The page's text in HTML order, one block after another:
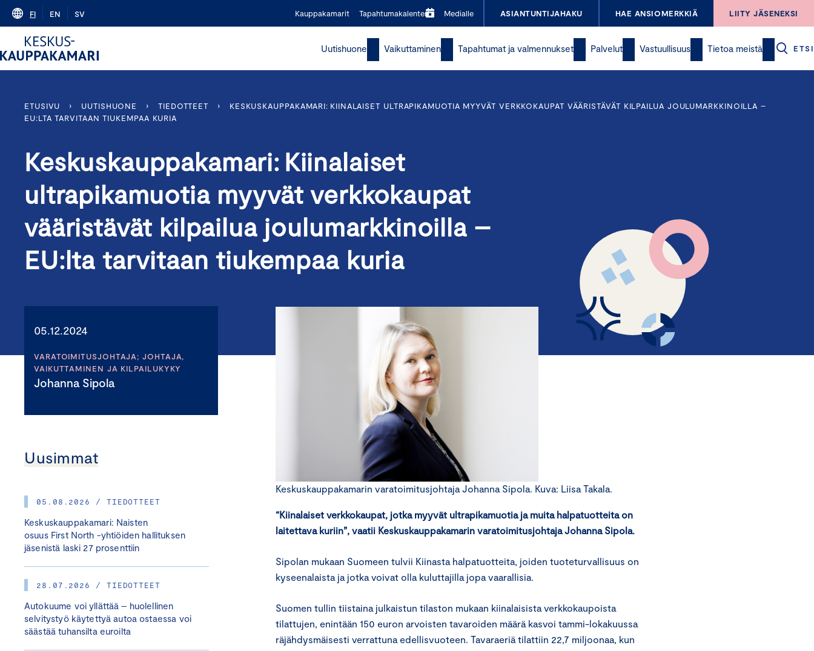
Skip
content
FI EN SV Kauppakamarit Tapahtumakalenteri Medialle ASIANTUNTIJAHAKU HAE ANSIOMERKKIÄ LIITY JÄSENEKSI
Uutishuone Vaikuttaminen Tapahtumat ja valmennukset Palvelut Vastuullisuus Tietoa meistä ETSI
ETUSIVU › UUTISHUONE › TIEDOTTEET ›
KESKUSKAUPPAKAMARI: KIINALAISET ULTRAPIKAMUOTIA MYYVÄT VERKKOKAUPAT VÄÄRISTÄVÄT KILPAILUA JOULUMARKKINOILLA –
EU:LTA TARVITAAN TIUKEMPAA KURIA
Keskuskauppakamari: Kiinalaiset
ultrapikamuotia myyvät verkkokaupat
vääristävät kilpailua joulumarkkinoilla –
EU:lta tarvitaan tiukempaa kuria
05.12.2024
VARATOIMITUSJOHTAJA; JOHTAJA,
VAIKUTTAMINEN JA KILPAILUKYKY
Johanna Sipola
Uusimmat
05.08.2026 / TIEDOTTEET
Keskuskauppakamari: Naisten
osuus First North -yhtiöiden hallituksen
jäsenistä laski 27 prosenttiin
28.07.2026 / TIEDOTTEET
Autokuume voi yllättää – huolellinen
selvitystyö käytettyä autoa ostaessa voi
säästää tuhansilta euroilta
Keskuskauppakamarin varatoimitusjohtaja Johanna Sipola. Kuva: Liisa Takala.
“Kiinalaiset verkkokaupat, jotka myyvät ultrapikamuotia ja muita halpatuotteita on
laitettava kuriin”, vaatii Keskuskauppakamarin varatoimitusjohtaja Johanna Sipola.
Sipolan mukaan Suomeen tulvii Kiinasta halpatuotteita, joiden tuoteturvallisuus on
kyseenalaista ja jotka voivat olla kuluttajilla jopa vaarallisia.
Suomen tullin tiistaina julkaistun tilaston mukaan kiinalaisista verkkokaupoista
tilattujen, enintään 150 euron arvoisten tavaroiden määrä kasvoi tammi-lokakuussa
räjähdysmäisesti verrattuna edellisvuoteen. Tavaraeriä tilattiin 22,7 miljoonaa, kun